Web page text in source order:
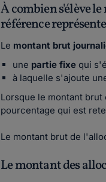
À combien s'élève
référence
Le montant brut
une partie fixe qui
à laquelle s'ajoute
Lorsque le montant brut
pourcentage qui est
Le montant brut de
Le montant des